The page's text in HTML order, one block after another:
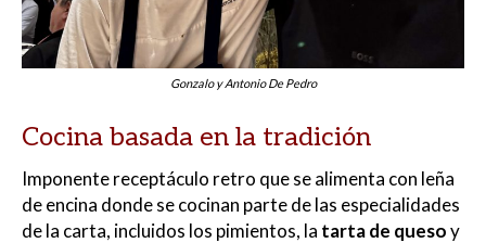
Gonzalo y Antonio De Pedro
Cocina basada en la tradición
Imponente receptáculo retro que se alimenta con leña
de encina donde se cocinan parte de las especialidades
de la carta, incluidos los pimientos, la tarta de quesoy